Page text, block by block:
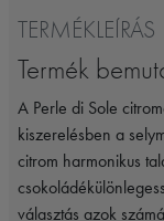
TERMÉKLEÍRÁS
Termék
A Perle di Sole
kiszerelésben a
citrom harmonikus
választás azok